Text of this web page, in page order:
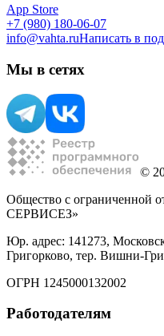
App Store
+7 (980) 180-06-07
info@vahta.ruНаписать в
Мы в сетях
©
Общество с ограниченной
СЕРВИСЕЗ»
Юр. адрес: 141273,
Григорково, тер. Вишни-
ОГРН 1245000132002
Работодателям